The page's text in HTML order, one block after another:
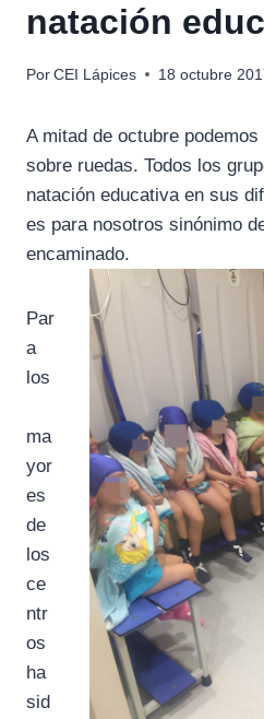
natación
Por CEI Lápices 18 octubre
A mitad de octubre
sobre ruedas. Todos los
natación educativa en sus
es para nosotros sinónimo
encaminado.
Par
a
los
ma
yor
es
de
los
ce
ntr
os
ha
sid